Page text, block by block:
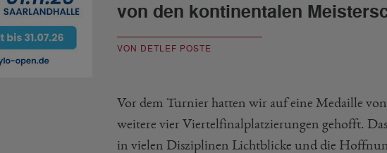
von den kontinentalen
VON DETLEF POSTE
Vor dem Turnier hatten wir auf eine Medaille
weitere vier Viertelfinalplatzierungen gehofft.
in vielen Disziplinen Lichtblicke und die